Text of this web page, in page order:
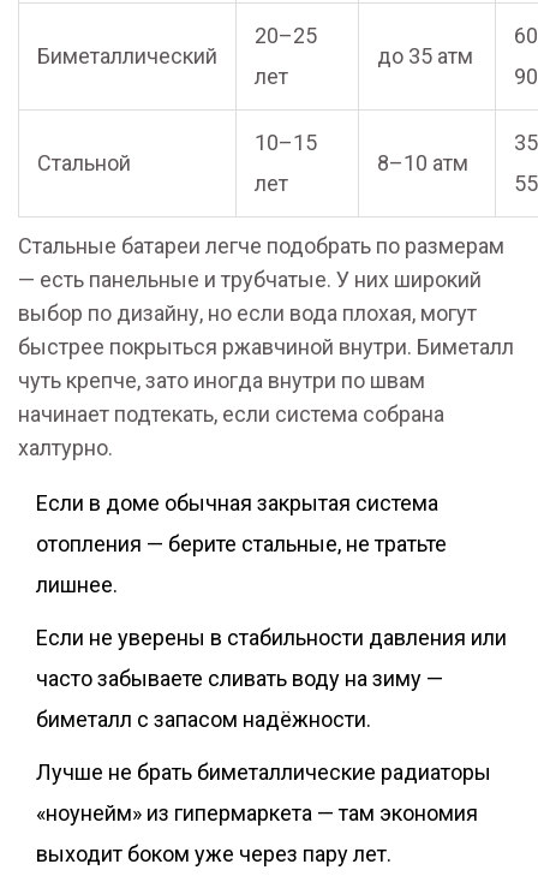
Биметаллический
20–25
лет
до 35 атм
Стальной
10–15
лет
8–10 атм
Стальные батареи легче подобрать по размерам
— есть панельные и трубчатые. У них широкий
выбор по дизайну, но если вода плохая, могут
быстрее покрыться ржавчиной внутри. Биметалл
чуть крепче, зато иногда внутри по швам
начинает подтекать, если система собрана
халтурно.
Если в доме обычная закрытая система
отопления — берите стальные, не тратьте
лишнее.
Если не уверены в стабильности давления или
часто забываете сливать воду на зиму —
биметалл с запасом надёжности.
Лучше не брать биметаллические радиаторы
«ноунейм» из гипермаркета — там экономия
выходит боком уже через пару лет.